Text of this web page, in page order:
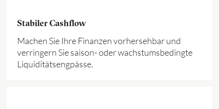
Stabiler Cashflow
Machen Sie Ihre Finanzen vorhersehbar und
verringern Sie saison- oder wachstumsbedingte
Liquiditätsengpässe.